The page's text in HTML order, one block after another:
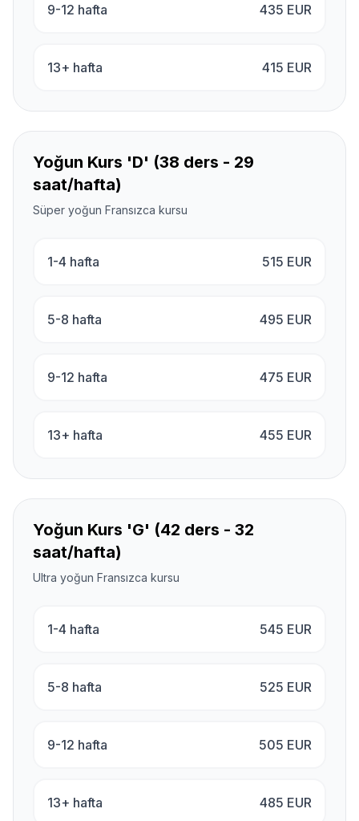
9-12 hafta 435 EUR
13+ hafta 415 EUR
Yoğun Kurs 'D' (38 ders - 29
saat/hafta)
Süper yoğun Fransızca kursu
1-4 hafta 515 EUR
5-8 hafta 495 EUR
9-12 hafta 475 EUR
13+ hafta 455 EUR
Yoğun Kurs 'G' (42 ders - 32
saat/hafta)
Ultra yoğun Fransızca kursu
1-4 hafta 545 EUR
5-8 hafta 525 EUR
9-12 hafta 505 EUR
13+ hafta 485 EUR